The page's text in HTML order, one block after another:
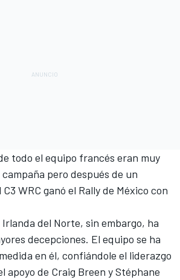
todo el equipo francés eran muy
pero después de un
WRC ganó el Rally de México con
del Norte, sin embargo, ha
decepciones. El equipo se ha
en él, confiándole el liderazgo
apoyo de Craig Breen y Stéphane